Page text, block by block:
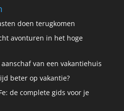
doen terugkomen
avonturen in het hoge
van een vakantiehuis
beter op vakantie?
de complete gids voor je